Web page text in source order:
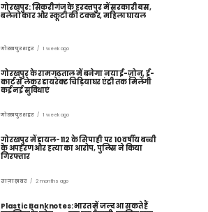
गोरखपुर: सिकरीगंज के हरदत्तपुर में सरकारी बस,
बलेनो कार और स्कूटी की टक्कर, महिला घायल
गोरखपुर शहर 1 week ago
गोरखपुर के रामगढ़ताल में बनेगा नया ई-ज़ोन, ई-
कार्ट से लेकर डायरेक्ट चिड़ियाघर एंट्री तक मिलेंगी
कई नई सुविधाएं
गोरखपुर शहर 1 week ago
गोरखपुर में डायल-112 के सिपाही पर 10 वर्षीय बच्ची
के अपहरण और हत्या का आरोप, पुलिस ने किया
गिरफ्तार
ताज़ा ख़बर 2 months ago
Plastic Banknotes: भारत में जल्द आ सकते हैं